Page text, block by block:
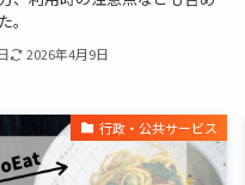
。
2026年4月9日
行政・公共サービス